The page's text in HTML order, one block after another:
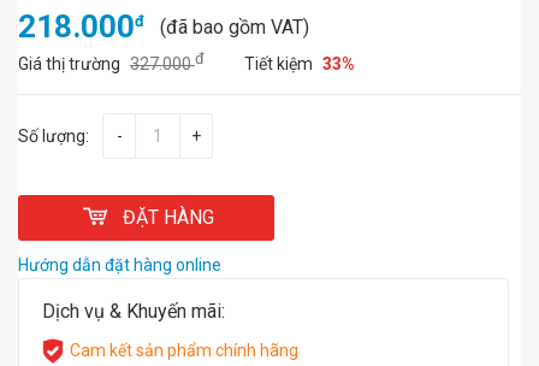
218.000đ (đã bao gồm VAT)
Giá thị trường 327.000đ Tiết kiệm 33%
Số lượng: - +
ĐẶT HÀNG
Hướng dẫn đặt hàng online
Dịch vụ & Khuyến mãi:
Cam kết sản phẩm chính hãng